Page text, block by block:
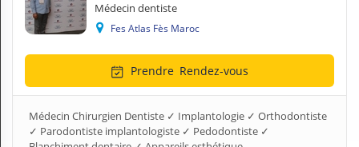
Médecin dentiste
Fes Atlas Fès Maroc
Prendre Rendez-vous
Médecin Chirurgien Dentiste ✓ Implantologie ✓ Orthodontiste
✓ Parodontiste implantologiste ✓ Pedodontiste ✓